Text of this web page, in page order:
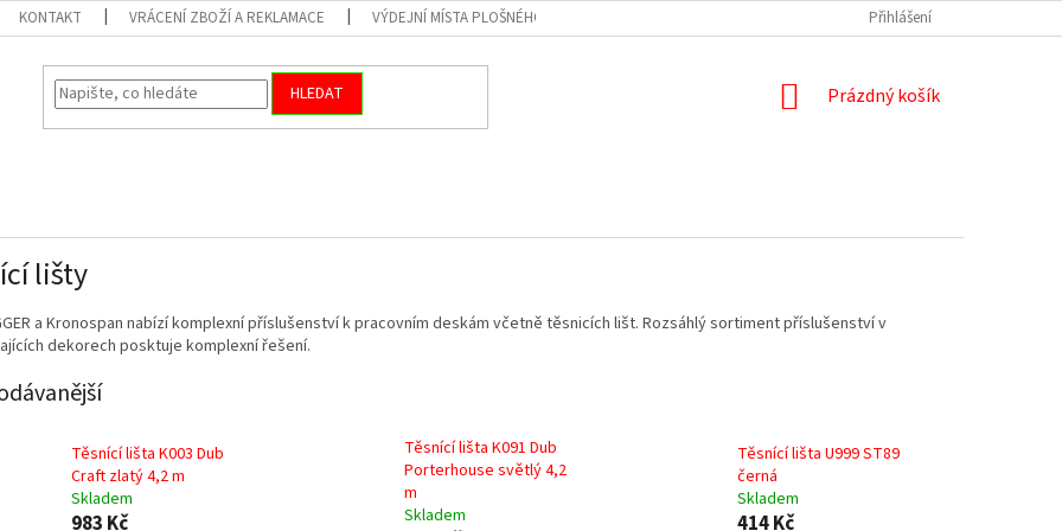
KONTAKT VRÁCENÍ ZBOŽÍ A REKLAMACE VÝDEJNÍ MÍSTA PLOŠNÉHO MATERIÁLU A NÁŘEZOVÁ CENTRA NÁŘEZ PRACOVNÍ DESKY A ZÁSTĚNY
Přihlášení
HLEDAT
NÁKUPNÍ
Prázdný košík
lišty
a Kronospan nabízí komplexní příslušenství k pracovním deskám včetně těsnicích lišt. Rozsáhlý sortiment příslušenství v
dekorech posktuje komplexní řešení.
Těsnící lišta K003 Dub
Craft zlatý 4,2 m
Skladem
983 Kč
Těsnící lišta K091 Dub
Porterhouse světlý 4,2
m
Skladem
Těsnící lišta U999 ST89
černá
Skladem
414 Kč